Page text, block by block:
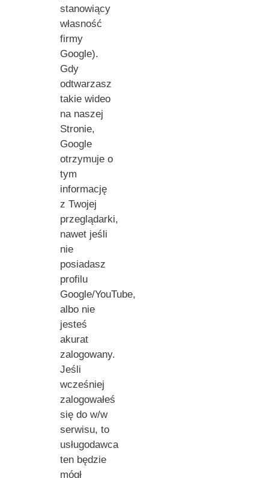
stanowiący
własność
firmy
Google).
Gdy
odtwarzasz
takie wideo
na naszej
Stronie,
Google
otrzymuje o
tym
informację
z Twojej
przeglądarki,
nawet jeśli
nie
posiadasz
profilu
Google/YouTube,
albo nie
jesteś
akurat
zalogowany.
Jeśli
wcześniej
zalogowałeś
się do w/w
serwisu, to
usługodawca
ten będzie
mógł